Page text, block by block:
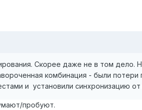
Скорее даже не в том дело.
комбинация - были
и установили синхронизацию от
пробуют.